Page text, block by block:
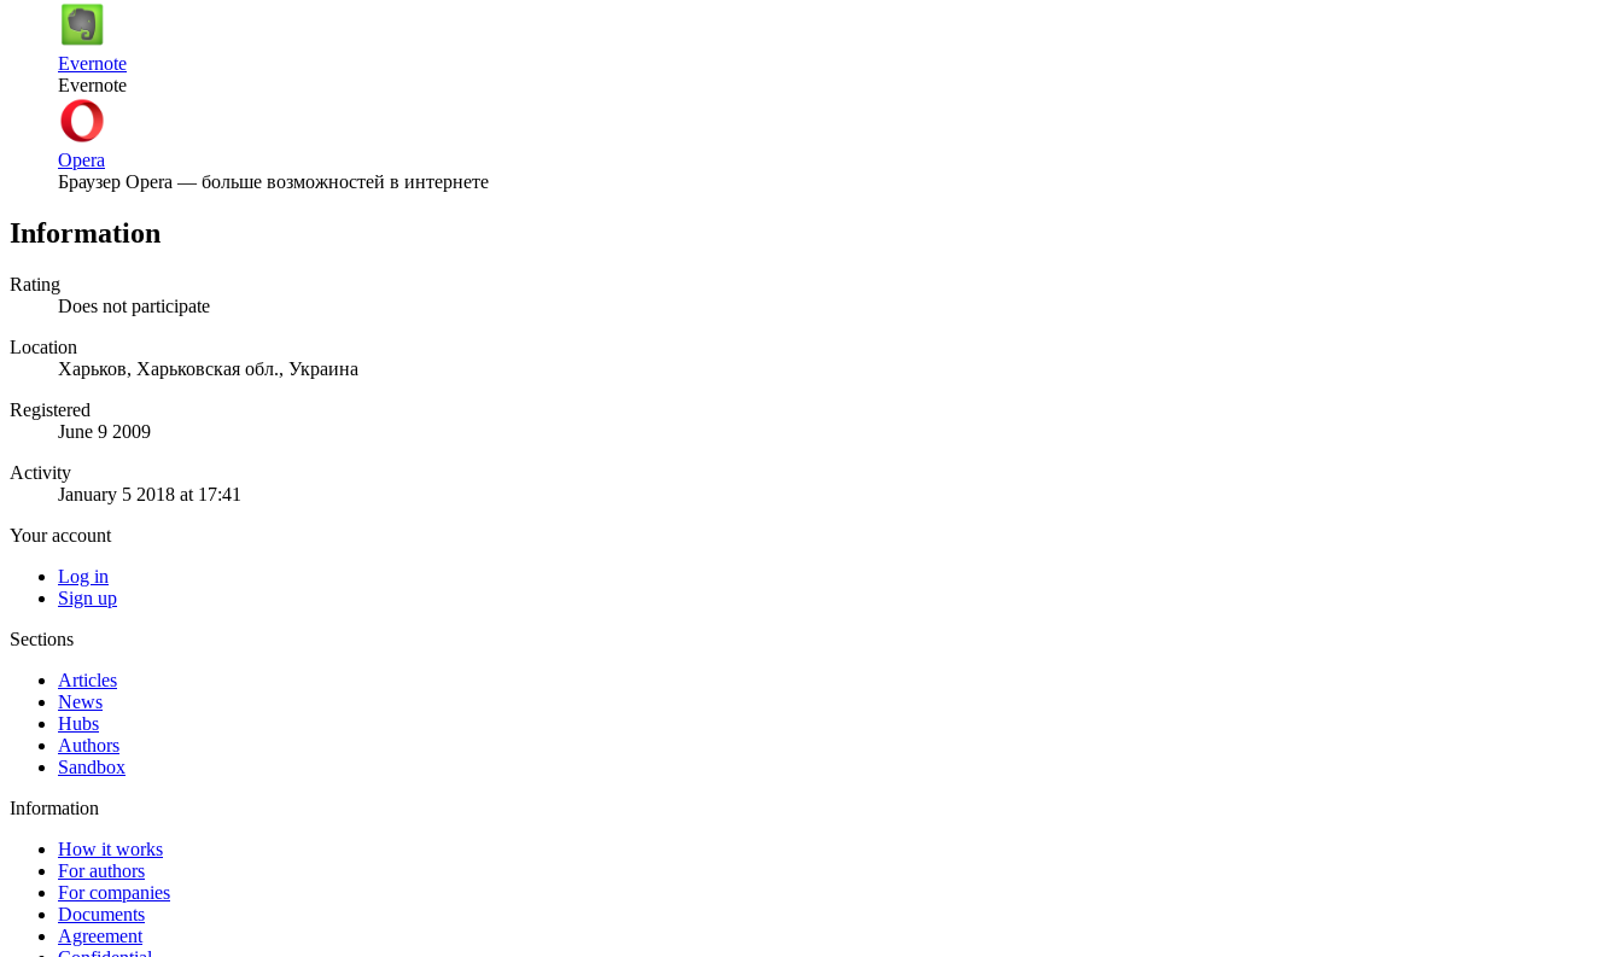
Evernote
Evernote
Opera
Браузер Opera — больше возможностей в интернете
Information
Rating
Does not participate
Location
Харьков, Харьковская обл., Украина
Registered
June 9 2009
Activity
January 5 2018 at 17:41
Your account
Log in
Sign up
Sections
Articles
News
Hubs
Authors
Sandbox
Information
How it works
For authors
For companies
Documents
Agreement